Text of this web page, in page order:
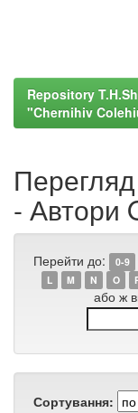
Repository
"Chernihiv
- Автори
Перейти до: 0-9
L
M N O
або ж
Сортування: